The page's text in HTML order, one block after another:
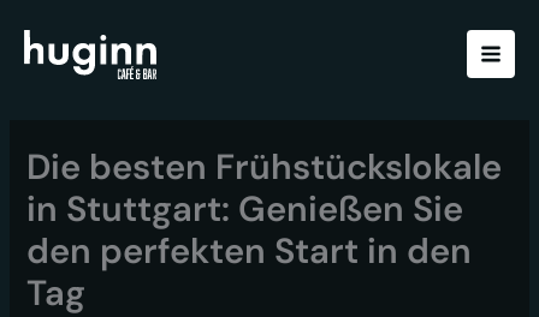
Inhalt
springen
Die besten Frühstückslokale
in Stuttgart: Genießen Sie
den perfekten Start in den
Tag